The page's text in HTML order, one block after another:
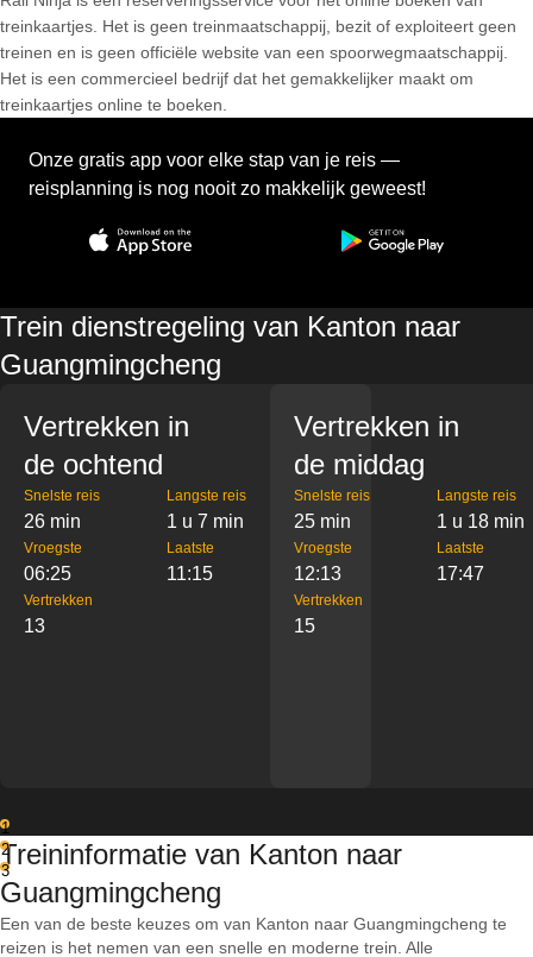
treinkaartjes. Het is geen treinmaatschappij, bezit of exploiteert geen
treinen en is geen officiële website van een spoorwegmaatschappij.
Het is een commercieel bedrijf dat het gemakkelijker maakt om
treinkaartjes online te boeken.
Onze gratis app voor elke stap van je reis —
reisplanning is nog nooit zo makkelijk geweest!
Trein dienstregeling van Kanton naar
Guangmingcheng
Vertrekken in
de ochtend
Snelste reis
26 min
Langste reis
1 u 7 min
Vroegste
06:25
Laatste
11:15
Vertrekken
13
Vertrekken in
de middag
Snelste reis
25 min
Langste reis
1 u 18 min
Vroegste
12:13
Laatste
17:47
Vertrekken
15
1
2
3
Treininformatie van Kanton naar
Guangmingcheng
Een van de beste keuzes om van Kanton naar Guangmingcheng te
reizen is het nemen van een snelle en moderne trein. Alle